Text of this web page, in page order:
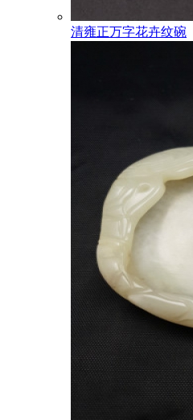
清雍正万字花卉纹碗